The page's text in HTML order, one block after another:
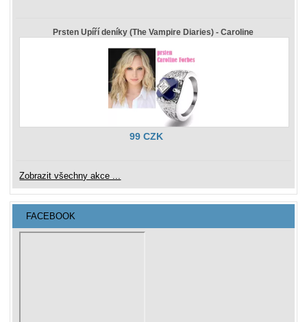
Prsten Upíří deníky (The Vampire Diaries) - Caroline
99 CZK
Zobrazit všechny akce ...
FACEBOOK